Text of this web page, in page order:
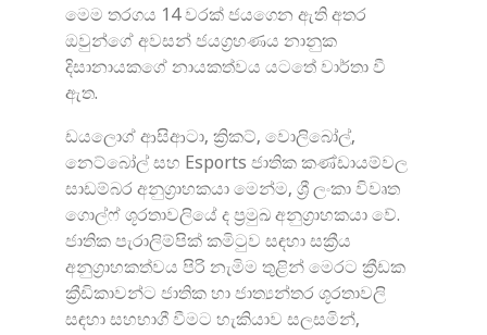
මෙම තරගය 14 වරක් ජයගෙන ඇති අතර
ඔවුන්ගේ අවසන් ජයග්‍රහණය නානුක
දිසානායකගේ නායකත්වය යටතේ වාර්තා වී
ඇත.
ඩයලොග් ආසිආටා, ක්‍රිකට්, වොලිබෝල්,
නෙට්බෝල් සහ Esports ජාතික කණ්ඩායම්වල
සාඩම්බර අනුග්‍රාහකයා මෙන්ම, ශ්‍රී ලංකා විවෘත
ගොල්ෆ් ශූරතාවලියේ ද ප්‍රමුඛ අනුග්‍රාහකයා වේ.
ජාතික පැරාලිම්පික් කමිටුව සඳහා සක්‍රීය
අනුග්‍රාහකත්වය පිරි නැමිම තුළින් මෙරට ක්‍රීඩක
ක්‍රීඩිකාවන්ට ජාතික හා ජාත්‍යන්තර ශූරතාවලි
සඳහා සහභාගී වීමට හැකියාව සලසමින්,